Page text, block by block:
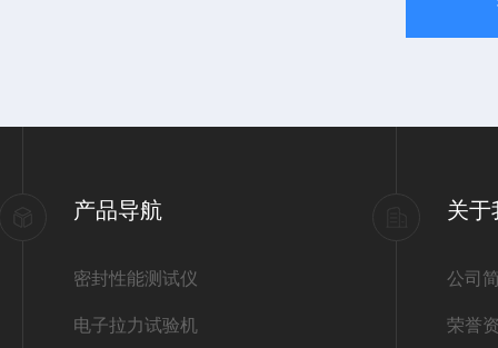
产品导航
密封性能测试仪
电子拉力试验机
关于
公司
荣誉